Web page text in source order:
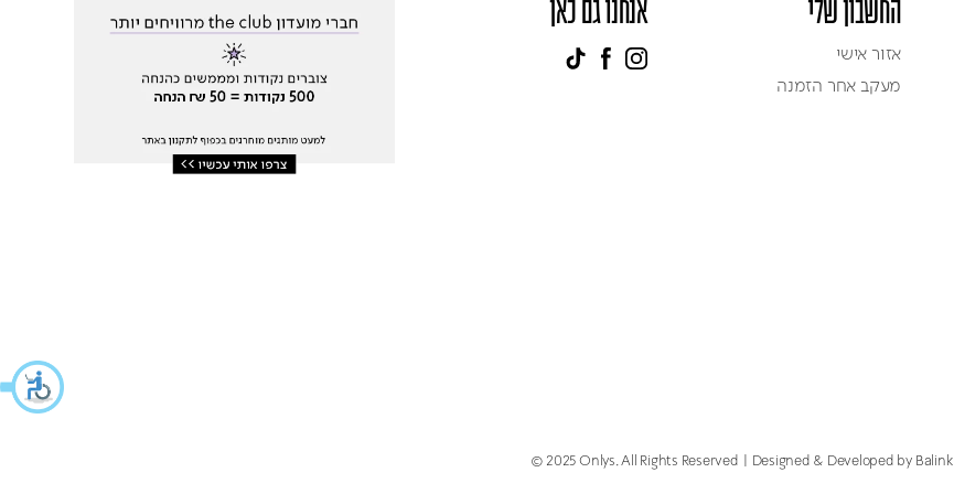
החשבון שלי
אזור אישי
מעקב אחר הזמנה
אנחנו גם כאן
© 2025 Onlys. All Rights Reserved Designed & Developed by Balink